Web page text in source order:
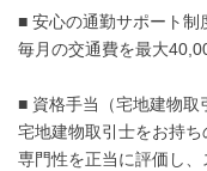
■ 安心の通勤サポート制
毎月の交通費を最大
■ 資格手当（宅地建物取
宅地建物取引士をお持ち
専門性を正当に評価し